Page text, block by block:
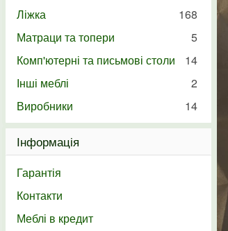
Ліжка
168
Матраци та топери
5
Комп'ютерні та письмові столи
14
Інші меблі
2
Виробники
14
Інформація
Гарантія
Контакти
Меблі в кредит